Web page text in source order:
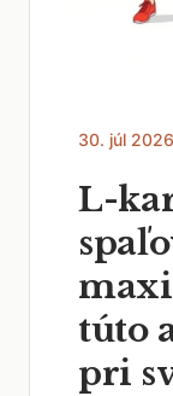
30. júl 2026
L-
túto
pri